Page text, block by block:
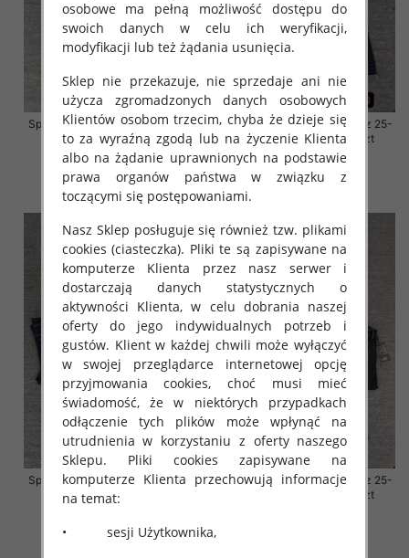
Spodnie damskie jeansy Roz 25-
30, 1 Kolor Paczka 10 szt
57.00 zł
szczegóły
Spodnie damskie jeansy Roz 25-
30, 1 Kolor Paczka 10 szt
57.00 zł
szczegóły
Spodnie damskie jeansy Roz 25-
30, 1 Kolor Paczka 10 szt
szczegóły
Spodnie damskie jeansy Roz 25-
30, 1 Kolor Paczka 10 szt
osobowe ma pełną możliwość dostępu do
swoich danych w celu ich weryfikacji,
modyfikacji lub też żądania usunięcia.
Sklep nie przekazuje, nie sprzedaje ani nie
użycza zgromadzonych danych osobowych
Klientów osobom trzecim, chyba że dzieje się
to za wyraźną zgodą lub na życzenie Klienta
albo na żądanie uprawnionych na podstawie
prawa organów państwa w związku z
toczącymi się postępowaniami.
Nasz Sklep posługuje się również tzw. plikami
cookies (ciasteczka). Pliki te są zapisywane na
komputerze Klienta przez nasz serwer i
dostarczają danych statystycznych o
aktywności Klienta, w celu dobrania naszej
oferty do jego indywidualnych potrzeb i
gustów. Klient w każdej chwili może wyłączyć
w swojej przeglądarce internetowej opcję
przyjmowania cookies, choć musi mieć
świadomość, że w niektórych przypadkach
odłączenie tych plików może wpłynąć na
utrudnienia w korzystaniu z oferty naszego
Sklepu. Pliki cookies zapisywane na
komputerze Klienta przechowują informacje
na temat:
• sesji Użytkownika,